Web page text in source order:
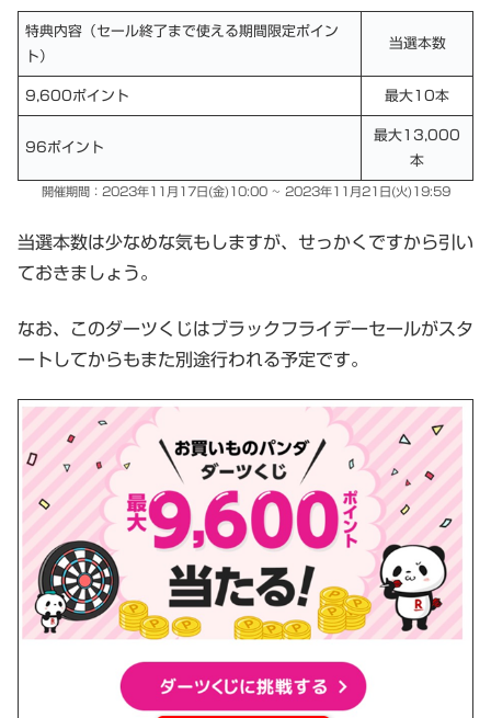
特典内容（セール終了まで使える期間限定ポイン
ト）
当選本数
9,600ポイント 最大10本
96ポイント
最大13,000
本
開催期間：2023年11月17日(金)10:00 ~ 2023年11月21日(火)19:59
当選本数は少なめな気もしますが、せっかくですから引い
ておきましょう。
なお、このダーツくじはブラックフライデーセールがスタ
ートしてからもまた別途行われる予定です。